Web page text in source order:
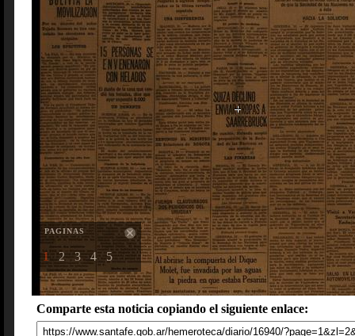
PAGINAS
1 2 3 4 5
Comparte esta noticia copiando el siguiente enlace: